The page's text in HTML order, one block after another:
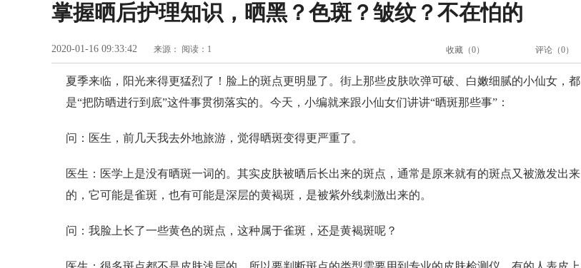
掌握晒后护理知识，晒黑？色斑？皱纹？不在怕的
2020-01-16 09:33:42 来源： 阅读：1 评论（0）
收藏（0）
夏季来临，阳光来得更猛烈了！脸上的斑点更明显了。街上那些皮肤吹弹可破、白嫩细腻的小仙女，都
是“把防晒进行到底”这件事贯彻落实的。今天，小编就来跟小仙女们讲讲“晒斑那些事”：
问：医生，前几天我去外地旅游，觉得晒斑变得更严重了。
医生：医学上是没有晒斑一词的。其实皮肤被晒后长出来的斑点，通常是原来就有的斑点又被激发出来
的，它可能是雀斑，也有可能是深层的黄褐斑，是被紫外线刺激出来的。
问：我脸上长了一些黄色的斑点，这种属于雀斑，还是黄褐斑呢？